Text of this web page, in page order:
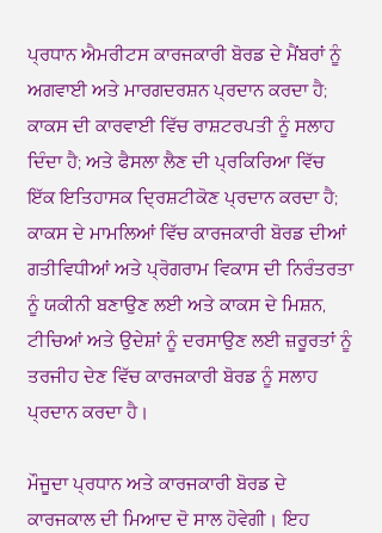
ਪ੍ਰਧਾਨ ਐਮਰੀਟਸ ਕਾਰਜਕਾਰੀ ਬੋਰਡ ਦੇ ਮੈਂਬਰਾਂ ਨੂੰ
ਅਗਵਾਈ ਅਤੇ ਮਾਰਗਦਰਸ਼ਨ ਪ੍ਰਦਾਨ ਕਰਦਾ ਹੈ;
ਕਾਕਸ ਦੀ ਕਾਰਵਾਈ ਵਿੱਚ ਰਾਸ਼ਟਰਪਤੀ ਨੂੰ ਸਲਾਹ
ਦਿੰਦਾ ਹੈ; ਅਤੇ ਫੈਸਲਾ ਲੈਣ ਦੀ ਪ੍ਰਕਿਰਿਆ ਵਿੱਚ
ਇੱਕ ਇਤਿਹਾਸਕ ਦ੍ਰਿਸ਼ਟੀਕੋਣ ਪ੍ਰਦਾਨ ਕਰਦਾ ਹੈ;
ਕਾਕਸ ਦੇ ਮਾਮਲਿਆਂ ਵਿੱਚ ਕਾਰਜਕਾਰੀ ਬੋਰਡ ਦੀਆਂ
ਗਤੀਵਿਧੀਆਂ ਅਤੇ ਪ੍ਰੋਗਰਾਮ ਵਿਕਾਸ ਦੀ ਨਿਰੰਤਰਤਾ
ਨੂੰ ਯਕੀਨੀ ਬਣਾਉਣ ਲਈ ਅਤੇ ਕਾਕਸ ਦੇ ਮਿਸ਼ਨ,
ਟੀਚਿਆਂ ਅਤੇ ਉਦੇਸ਼ਾਂ ਨੂੰ ਦਰਸਾਉਣ ਲਈ ਜ਼ਰੂਰਤਾਂ ਨੂੰ
ਤਰਜੀਹ ਦੇਣ ਵਿੱਚ ਕਾਰਜਕਾਰੀ ਬੋਰਡ ਨੂੰ ਸਲਾਹ
ਪ੍ਰਦਾਨ ਕਰਦਾ ਹੈ।
ਮੌਜੂਦਾ ਪ੍ਰਧਾਨ ਅਤੇ ਕਾਰਜਕਾਰੀ ਬੋਰਡ ਦੇ
ਕਾਰਜਕਾਲ ਦੀ ਮਿਆਦ ਦੋ ਸਾਲ ਹੋਵੇਗੀ। ਇਹ